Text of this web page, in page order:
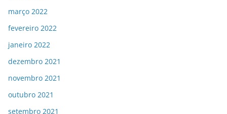
março 2022
fevereiro 2022
janeiro 2022
dezembro 2021
novembro 2021
outubro 2021
setembro 2021